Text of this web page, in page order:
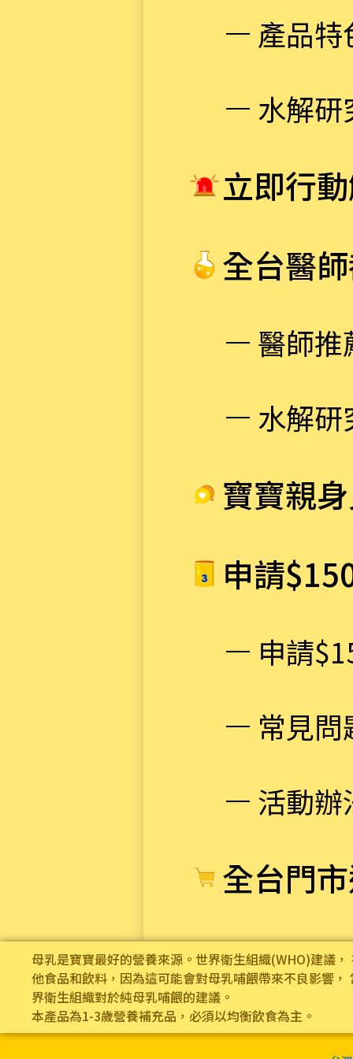
產品特
水解研
立即行
全台醫
醫師推
水解研
寶寶親
申請
申請
常見問
活動辦
全台門
母乳是寶寶最好的營養來源。世界衛生組織(WHO)建議
他食品和飲料，因為這可能會對母乳哺餵帶來不良影響
界衛生組織對於純母乳哺餵的建議。
本產品為1-3歲營養補充品，必須以均衡飲食為主。